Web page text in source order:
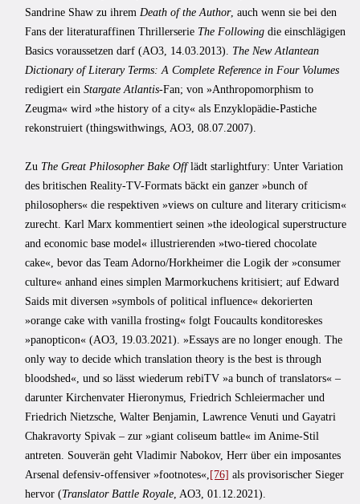
Sandrine Shaw zu ihrem Death of the Author, auch wenn sie bei den
Fans der literaturaffinen Thrillerserie The Following die einschlägigen
Basics voraussetzen darf (AO3, 14.03.2013). The New Atlantean
Dictionary of Literary Terms: A Complete Reference in Four Volumes
redigiert ein Stargate Atlantis-Fan; von »Anthropomorphism to
Zeugma« wird »the history of a city« als Enzyklopädie-Pastiche
rekonstruiert (thingswithwings, AO3, 08.07.2007).
Zu The Great Philosopher Bake Offlädt starlightfury: Unter Variation
des briti­schen Reality-TV-Formats bäckt ein ganzer »bunch of
philosophers« die respektiven »views on culture and literary criticism«
zurecht. Karl Marx kommentiert seinen »the ideological superstructure
and economic base model« illustrierenden »two-tiered chocolate
cake«, bevor das Team Adorno/‌Horkheimer die Logik der »consumer
culture« anhand eines simplen Marmorkuchens kritisiert; auf Edward
Saids mit diversen »symbols of political influence« dekorierten
»orange cake with vanilla frosting« folgt Foucaults konditoreskes
»panopticon« (AO3, 19.03.2021). »Essays are no longer enough. The
only way to decide which translation theory is the best is through
bloodshed«, und so lässt wiederum rebiTV »a bunch of translators« –
darunter Kirchenvater Hieronymus, Friedrich Schleiermacher und
Friedrich Nietz­sche, Walter Benjamin, Lawrence Venuti und Gayatri
Chakravorty Spivak – zur »giant coliseum battle« im Anime-Stil
antreten. Souverän geht Vladimir Nabokov, Herr über ein imposantes
Arsenal defensiv-offensiver »footnotes«, [76] als provisorischer Sieger
hervor (Translator Battle Royale , AO3, 01.12.2021).